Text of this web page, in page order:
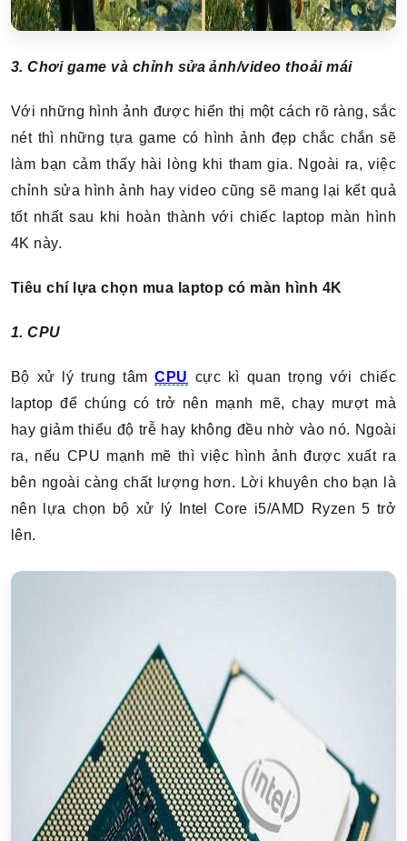
3. Chơi game và chỉnh sửa ảnh/video thoải mái
Với những hình ảnh được hiển thị một cách rõ ràng, sắc
nét thì những tựa game có hình ảnh đẹp chắc chắn sẽ
làm bạn cảm thấy hài lòng khi tham gia. Ngoài ra, việc
chỉnh sửa hình ảnh hay video cũng sẽ mang lại kết quả
tốt nhất sau khi hoàn thành với chiếc laptop màn hình
4K này.
Tiêu chí lựa chọn mua laptop có màn hình 4K
1. CPU
Bộ xử lý trung tâmCPU cực kì quan trọng với chiếc
laptop để chúng có trở nên mạnh mẽ, chạy mượt mà
hay giảm thiểu độ trễ hay không đều nhờ vào nó. Ngoài
ra, nếu CPU mạnh mẽ thì việc hình ảnh được xuất ra
bên ngoài càng chất lượng hơn. Lời khuyên cho bạn là
nên lựa chọn bộ xử lý Intel Core i5/AMD Ryzen 5 trở
lên.